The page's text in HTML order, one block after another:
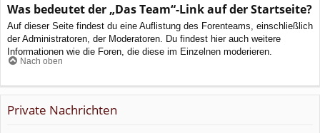
Was bedeutet der „Das Team“-Link auf der Startseite?
Auf dieser Seite findest du eine Auflistung des Forenteams, einschließlich
der Administratoren, der Moderatoren. Du findest hier auch weitere
Informationen wie die Foren, die diese im Einzelnen moderieren.
Nach oben
Private Nachrichten